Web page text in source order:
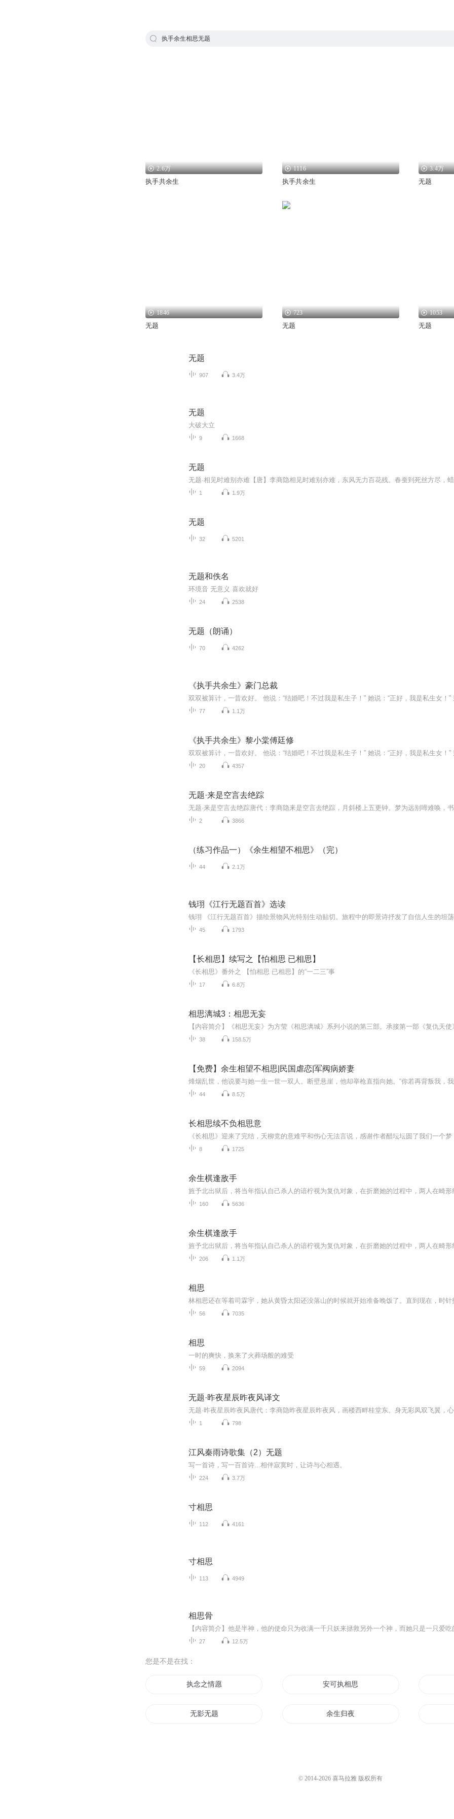
执手余生相思无题
2.6万
执手共余生
1116
执手共余生
3.4万
无题
1846
无题
723
无题
1053
无题
无题
907 3.4万
无题
大破大立
9 1668
无题
1 1.9万
无题
32 5201
无题和佚名
环境音 无意义 喜欢就好
24 2538
无题（朗诵）
70 4262
《执手共余生》豪门总裁
77 1.1万
《执手共余生》黎小棠傅廷修
20 4357
无题·来是空言去绝踪
2 3866
（练习作品一）《余生相望不相思》（完）
44 2.1万
钱珝《江行无题百首》选读
45 1793
【长相思】续写之【怕相思 已相思】
《长相思》番外之 【怕相思 已相思】的“一二三”事
17 6.8万
相思漓城3：相思无妄
38 158.5万
【免费】余生相望不相思|民国虐恋|军阀病娇妻
44 8.5万
长相思续不负相思意
8 1725
余生棋逢敌手
160 5636
余生棋逢敌手
206 1.1万
相思
56 7035
相思
一时的爽快，换来了火葬场般的难受
59 2094
无题·昨夜星辰昨夜风译文
1 798
江风秦雨诗歌集（2）无题
写一首诗，写一百首诗...相伴寂寞时，让诗与心相遇。
224 3.7万
寸相思
112 4161
寸相思
113 4949
相思骨
27 12.5万
您是不是在找：
执念之情愿苦相思 安可执相思
无影无题 余生归夜
© 2014-2026 喜马拉雅 版权所有